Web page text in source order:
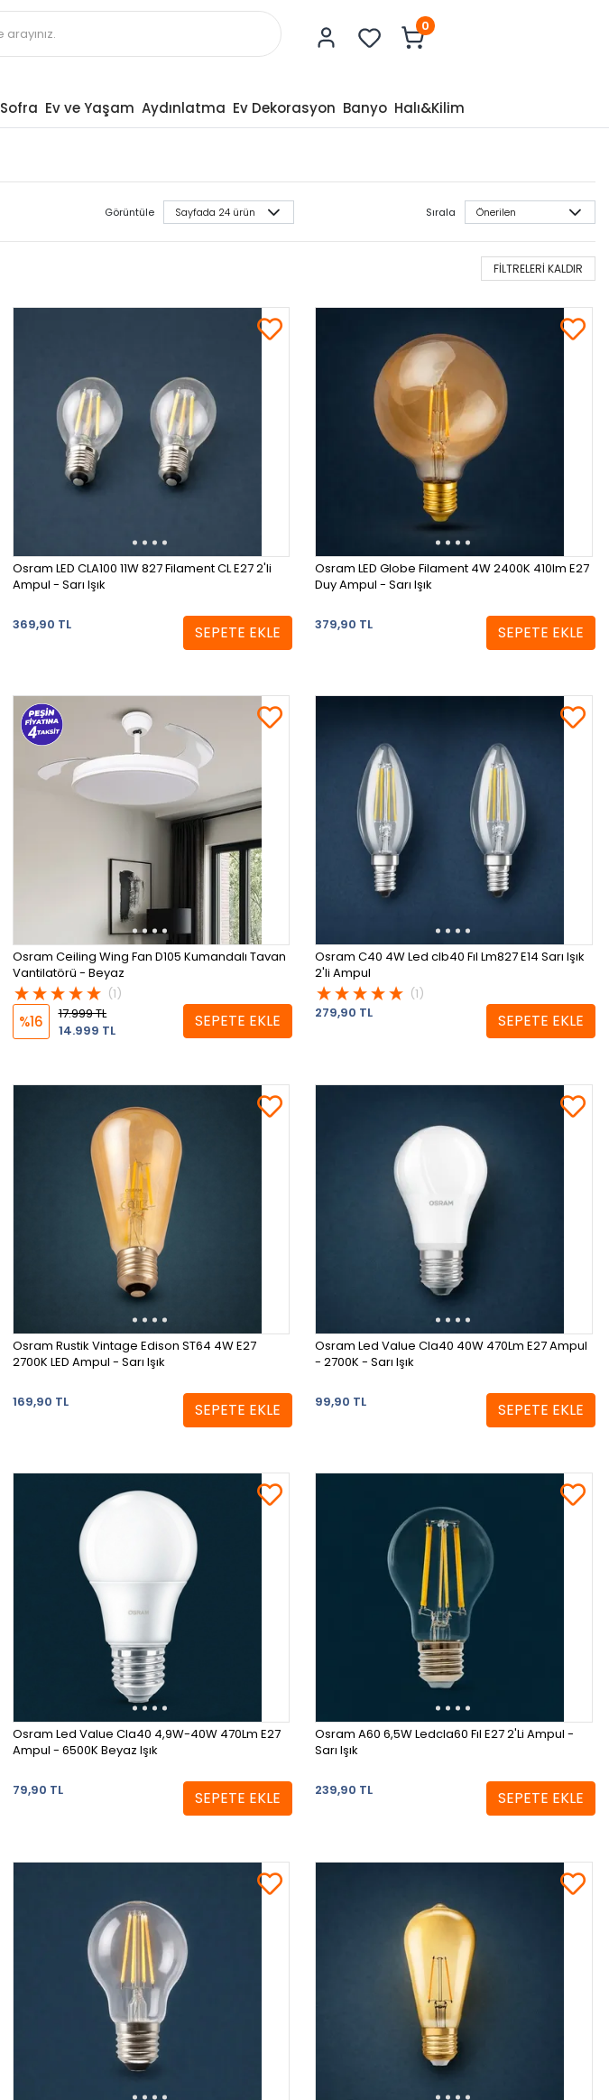
0
Sofra Ev ve Yaşam Aydınlatma Ev Dekorasyon Banyo Halı&Kilim
Görüntüle Sırala
FİLTRELERİ KALDIR
Osram LED CLA100 11W 827 Filament CL E27 2'li
Ampul - Sarı Işık
369,90 TL SEPETE EKLE
Osram LED Globe Filament 4W 2400K 410lm E27
Duy Ampul - Sarı Işık
379,90 TL SEPETE EKLE
Osram Ceiling Wing Fan D105 Kumandalı Tavan
Vantilatörü - Beyaz
(1)
%16
17.999 TL
14.999 TL
SEPETE EKLE
Osram C40 4W Led clb40 Fıl Lm827 E14 Sarı Işık
2'li Ampul
(1)
279,90 TL
SEPETE EKLE
Osram Rustik Vintage Edison ST64 4W E27
2700K LED Ampul - Sarı Işık
169,90 TL SEPETE EKLE
Osram Led Value Cla40 40W 470Lm E27 Ampul
- 2700K - Sarı Işık
99,90 TL SEPETE EKLE
Osram Led Value Cla40 4,9W-40W 470Lm E27
Ampul - 6500K Beyaz Işık
79,90 TL SEPETE EKLE
Osram A60 6,5W Ledcla60 Fıl E27 2'Li Ampul -
Sarı Işık
239,90 TL SEPETE EKLE